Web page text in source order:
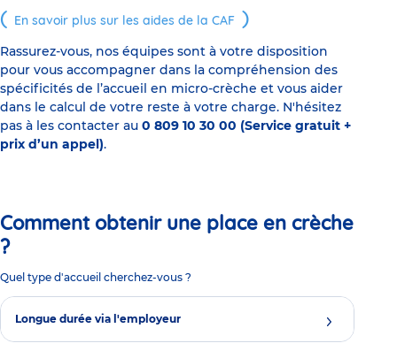
En savoir plus sur les aides de la CAF
Rassurez-vous, nos équipes sont à votre disposition
pour vous accompagner dans la compréhension des
spécificités de l’accueil en micro-crèche et vous aider
dans le calcul de votre reste à votre charge. N'hésitez
pas à les contacter au 0 809 10 30 00 (Service gratuit +
prix d’un appel).
Comment obtenir une place en crèche
?
Quel type d'accueil cherchez-vous ?
Longue durée via l'employeur